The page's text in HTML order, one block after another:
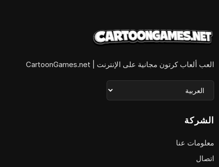
العب ألعاب كرتون مجانية على الإنترنت | CartoonGames.net
الشركة
معلومات عنا
اتصال